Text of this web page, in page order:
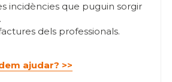
incidències que puguin sorgir
dels professionals.
ajudar? >>